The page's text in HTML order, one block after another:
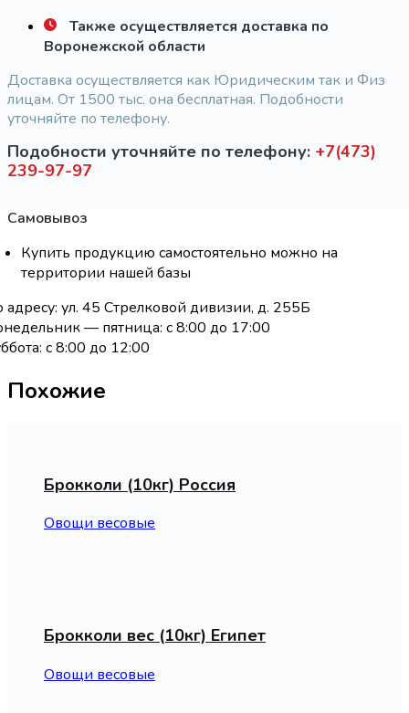
Также осуществляется доставка по
Воронежской области
Доставка осуществляется как Юридическим так и Физ
лицам. От 1500 тыс. она бесплатная. Подобности
уточняйте по телефону.
Подобности уточняйте по телефону: +7(473)
239-97-97
Самовывоз
Купить продукцию самостоятельно можно на
территории нашей базы
адресу: ул. 45 Стрелковой дивизии, д. 255Б
— пятница: с 8:00 до 17:00
с 8:00 до 12:00
Похожие
Брокколи (10кг) Россия
Овощи весовые
Брокколи вес (10кг) Египет
Овощи весовые